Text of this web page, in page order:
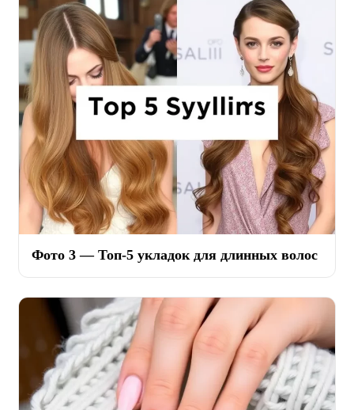
Фото 3 — Топ-5 укладок для длинных волос